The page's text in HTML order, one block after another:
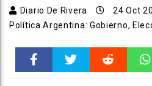
Diario De Rivera 24 Oct
Política Argentina: Gobierno,